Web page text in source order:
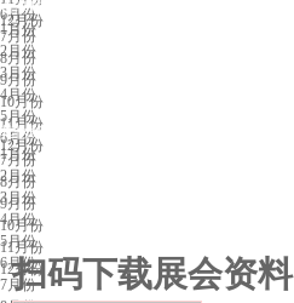
12月份
6月份
7月份
8月份
9月份
10月份
11月份
12月份
台湾展会排期
1月份
2月份
3月份
4月份
5月份
6月份
7月份
8月份
9月份
10月份
11月份
12月份
其他城市展会
1月份
2月份
3月份
4月份
5月份
6月份
7月份
扫码下载展会资料